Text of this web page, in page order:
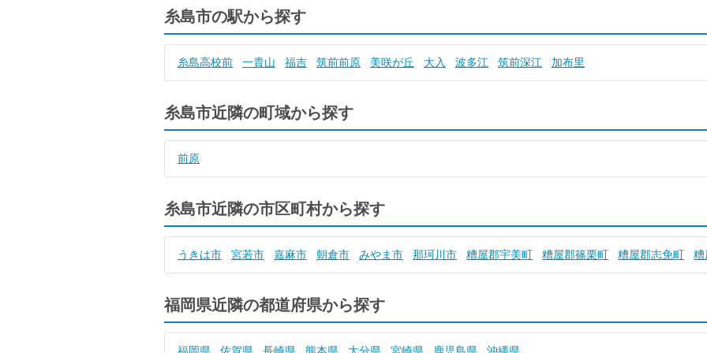
糸島市の駅から探す
糸島高校前 一貴山 福吉 筑前前原 美咲が丘 大入 波多江 筑前深江 加布里
糸島市近隣の町域から探す
前原
糸島市近隣の市区町村から探す
うきは市 宮若市 嘉麻市 朝倉市 みやま市 那珂川市 糟屋郡宇美町 糟屋郡篠栗町 糟屋郡志免町 糟
福岡県近隣の都道府県から探す
福岡県 佐賀県 長崎県 熊本県 大分県 宮崎県 鹿児島県 沖縄県